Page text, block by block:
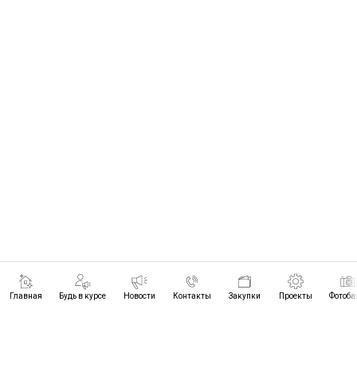
Главная Будь в курсе Новости Контакты Закупки Проекты